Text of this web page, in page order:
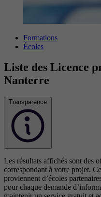
Formations
Écoles
Liste des Licence
Nanterre
Transparence
Les résultats affichés sont des
correspondant à votre projet.
proviennent d’écoles
pour chaque demande